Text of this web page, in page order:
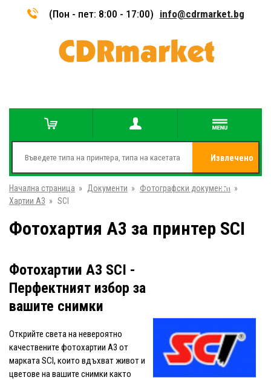
(Пон - пет: 8:00 - 17:00) info@cdrmarket.bg
Извлечено
от
Начална страница » Документи » Фотографски документи »
Хартии A3 » SCI
Фотохартия A3 за принтер SCI
Фотохартии A3 SCI -
Перфектният избор за
вашите снимки
Открийте света на невероятно
качествените фотохартии A3 от
марката SCI, които вдъхват живот и
цветове на вашите снимки както